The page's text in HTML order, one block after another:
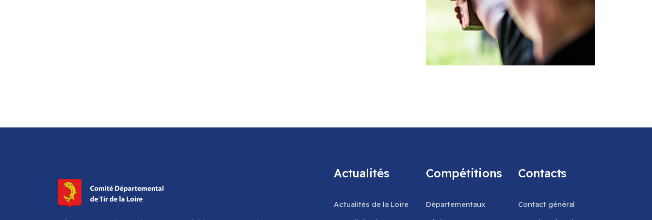
Actualités
Actualités de la Loire
Compétitions
Départementaux
Contacts
Contact général